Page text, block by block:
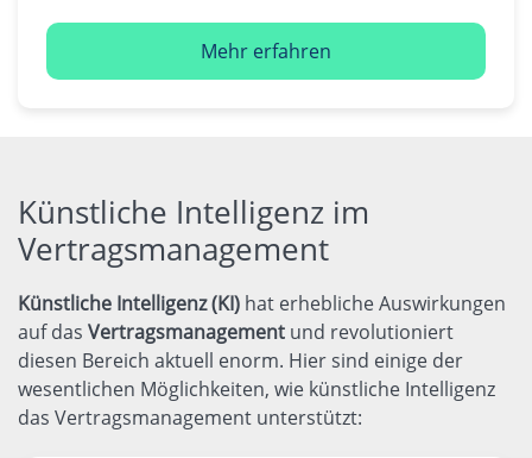
Mehr erfahren
Künstliche Intelligenz im
Vertragsmanagement
Künstliche Intelligenz (KI) hat erhebliche Auswirkungen
auf das Vertragsmanagement und revolutioniert
diesen Bereich aktuell enorm. Hier sind einige der
wesentlichen Möglichkeiten, wie künstliche Intelligenz
das Vertragsmanagement unterstützt: